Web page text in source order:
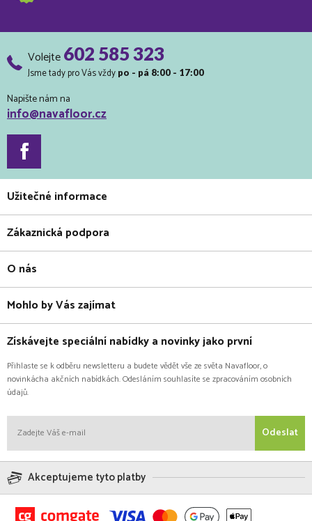
Volejte602 585 323
Jsme tady pro Vás vždy po - pá 8:00 - 17:00
Napište nám na
info@navafloor.cz
Užitečné informace
Zákaznická podpora
O nás
Mohlo by Vás zajímat
Získávejte speciální nabídky a novinky jako první
Přihlaste se k odběru newsletteru a budete vědět vše ze světa Navafloor, o
novinkácha akčních nabídkách. Odesláním souhlasíte se zpracováním osobních
údajů.
Odeslat
Akceptujeme tyto platby